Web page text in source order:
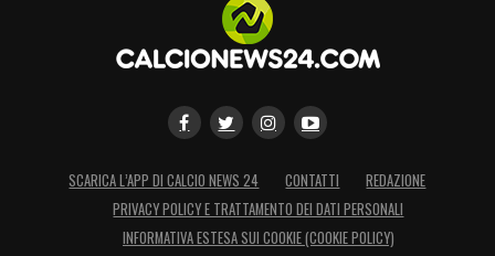
SCARICA L’APP DI CALCIO NEWS 24 CONTATTI
REDAZIONE
PRIVACY POLICY E TRATTAMENTO DEI DATI PERSONALI
INFORMATIVA ESTESA SUI COOKIE (COOKIE POLICY)